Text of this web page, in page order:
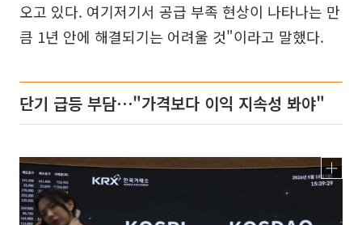
오고 있다. 여기저기서 공급 부족 현상이 나타나는 만
큼 1년 안에 해결되기는 어려울 것"이라고 말했다.
단기 급등 부담⋯"가격보다 이익 지속성 봐야"